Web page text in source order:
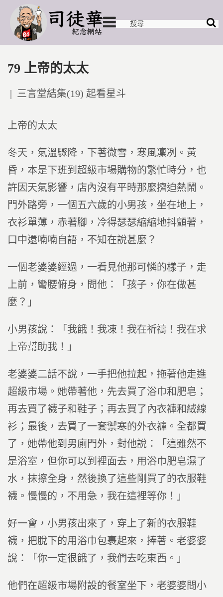
79 上帝的太太
Posted
三言堂結集(19) 起看星斗
上帝的太太
冬天，氣溫驟降，下著微雪，寒風凜冽。黃
昏，本是下班到超級市場購物的繁忙時分，也
許因天氣影響，店內沒有平時那麼擠迫熱鬧。
門外路旁，一個五六歲的小男孩，坐在地上，
衣衫單薄，赤著腳，冷得瑟瑟縮縮地抖顫著，
口中還喃喃自語，不知在說甚麼？
一個老婆婆經過，一看見他那可憐的樣子，走
上前，彎腰俯身，問他：「孩子，你在做甚
麼？」
小男孩說：「我餓！我凍！我在祈禱！我在求
上帝幫助我！」
老婆婆二話不說，一手把他拉起，拖著他走進
超級市場。她帶著他，先去買了浴巾和肥皂；
再去買了襪子和鞋子；再去買了內衣褲和絨線
衫；最後，去買了一套禦寒的外衣褲。全都買
了，她帶他到男廁門外，對他說：「這雖然不
是浴室，但你可以到裡面去，用浴巾肥皂濕了
水，抹擦全身，然後換了這些剛買了的衣服鞋
襪。慢慢的，不用急，我在這裡等你！」
好一會，小男孩出來了，穿上了新的衣服鞋
襪，把脫下的用浴巾包裹起來，捧著。老婆婆
說：「你一定很餓了，我們去吃東西。」
他們在超級市場附設的餐室坐下，老婆婆問小